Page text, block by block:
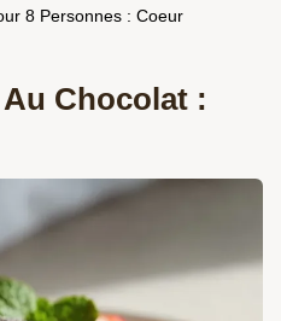
8 Personnes : Coeur
Chocolat :